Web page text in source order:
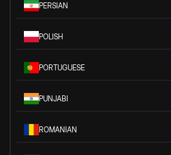
PERSIAN
POLISH
PORTUGUESE
PUNJABI
ROMANIAN